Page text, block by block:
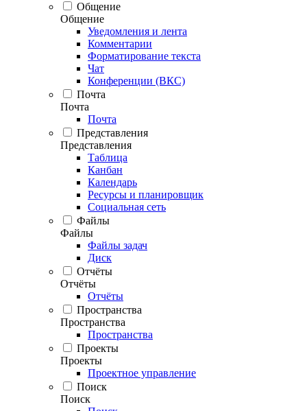
Общение
Общение
Уведомления и лента
Комментарии
Форматирование текста
Чат
Конференции (ВКС)
Почта
Почта
Почта
Представления
Представления
Таблица
Канбан
Календарь
Ресурсы и планировщик
Социальная сеть
Файлы
Файлы
Файлы задач
Диск
Отчёты
Отчёты
Отчёты
Пространства
Пространства
Пространства
Проекты
Проекты
Проектное управление
Поиск
Поиск